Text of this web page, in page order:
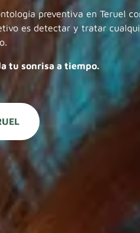
preventiva en Teruel
es detectar y tratar
tu sonrisa a tiempo.